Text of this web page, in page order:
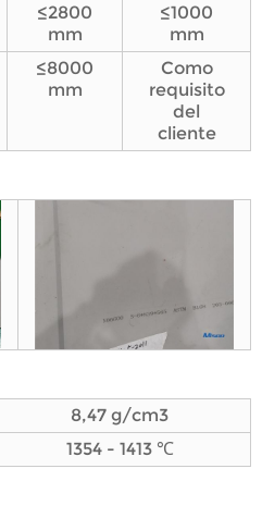
≤2800
mm
≤1000
mm
≤8000
mm
Como
requisito
del
cliente
8,47 g/cm3
1354 - 1413 ℃